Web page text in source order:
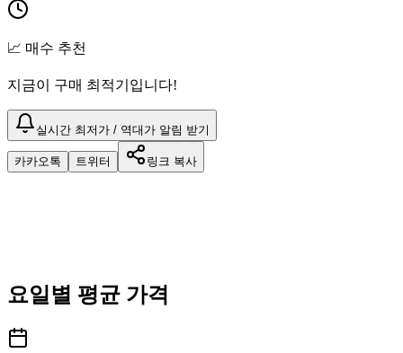
📈 매수 추천
지금이 구매 최적기입니다!
실시간 최저가 / 역대가 알림 받기
카카오톡 트위터 링크 복사
요일별 평균 가격